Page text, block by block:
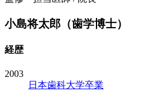
小島将太郎（歯学博士）
経歴
2003
日本歯科大学卒業